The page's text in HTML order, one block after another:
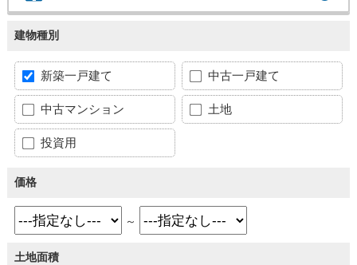
建物種別
新築一戸建て 中古一戸建て
中古マンション 土地
投資用
価格
～
土地面積